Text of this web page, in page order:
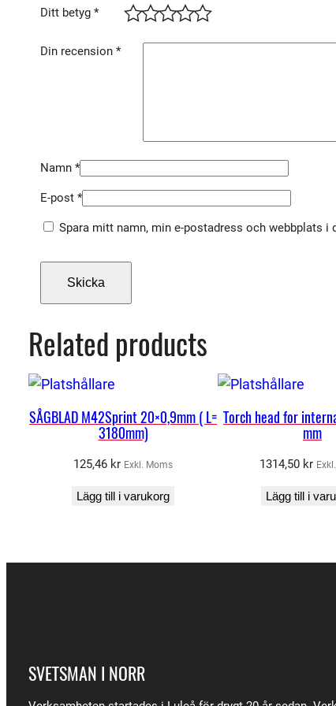
Ditt betyg *
Din recension *
Namn *
E-post *
Spara mitt namn, min e-postadress och webbplats
Related products
SÅGBLAD M42Sprint 20×0,9mm ( L=
3180mm)
125,46 kr Exkl. Moms
Lägg till i varukorg
Torch head for
mm
1314,50 kr
Lägg till i
SVETSMAN I NORR